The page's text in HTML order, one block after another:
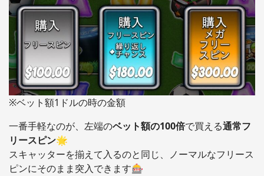
※ベット額1ドルの時の金額
一番手軽なのが、左端のベット額の100倍で買える通常フ
リースピン🌟
スキャッターを揃えて入るのと同じ、ノーマルなフリース
ピンにそのまま突入できます🎰